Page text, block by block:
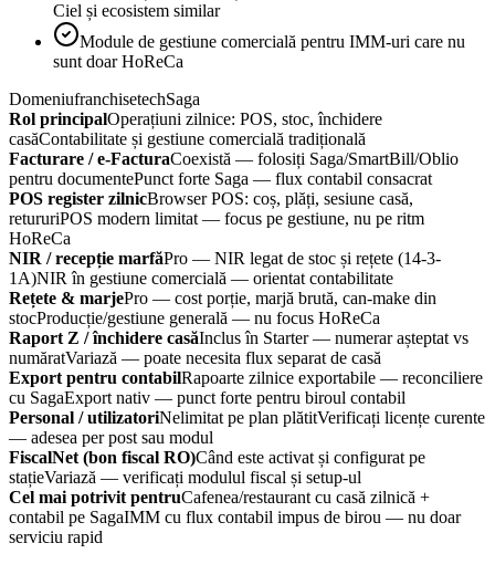
Ciel și ecosistem similar
Module de gestiune comercială pentru IMM-uri care nu
sunt doar HoReCa
DomeniufranchisetechSaga
Rol principalOperațiuni zilnice: POS, stoc, închidere
casăContabilitate și gestiune comercială tradițională
Facturare / e-FacturaCoexistă — folosiți Saga/SmartBill/Oblio
pentru documentePunct forte Saga — flux contabil consacrat
POS register zilnicBrowser POS: coș, plăți, sesiune casă,
retururiPOS modern limitat — focus pe gestiune, nu pe ritm
HoReCa
NIR / recepție marfăPro — NIR legat de stoc și rețete (14-3-
1A)NIR în gestiune comercială — orientat contabilitate
Rețete & marjePro — cost porție, marjă brută, can-make din
stocProducție/gestiune generală — nu focus HoReCa
Raport Z / închidere casăInclus în Starter — numerar așteptat vs
număratVariază — poate necesita flux separat de casă
Export pentru contabilRapoarte zilnice exportabile — reconciliere
cu SagaExport nativ — punct forte pentru biroul contabil
Personal / utilizatoriNelimitat pe plan plătitVerificați licențe curente
— adesea per post sau modul
FiscalNet (bon fiscal RO)Când este activat și configurat pe
stațieVariază — verificați modulul fiscal și setup-ul
Cel mai potrivit pentruCafenea/restaurant cu casă zilnică +
contabil pe SagaIMM cu flux contabil impus de birou — nu doar
serviciu rapid